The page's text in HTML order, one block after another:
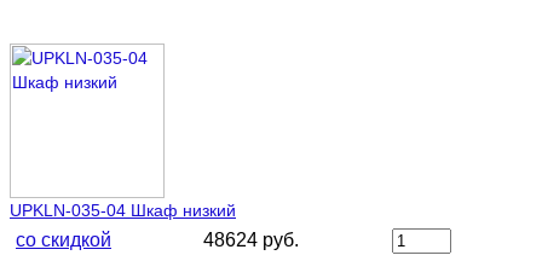
UPKLN-035-04 Шкаф низкий
со скидкой
48624 руб.